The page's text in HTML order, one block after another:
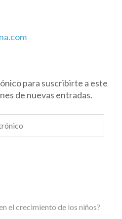
para suscribirte a este
de nuevas entradas.
el crecimiento de los niños?